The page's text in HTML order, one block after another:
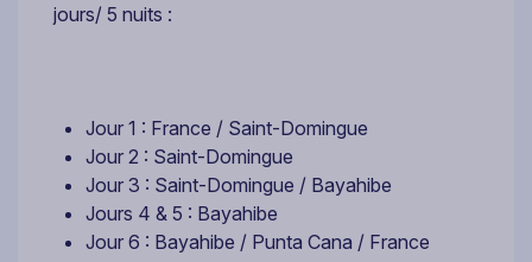
jours/ 5 nuits :
Jour 1 : France / Saint-Domingue
Jour 2 : Saint-Domingue
Jour 3 : Saint-Domingue / Bayahibe
Jours 4 & 5 : Bayahibe
Jour 6 : Bayahibe / Punta Cana / France